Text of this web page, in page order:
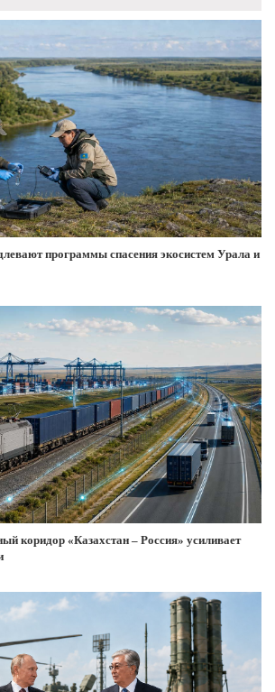
программы спасения экосистем Урала и
коридор «Казахстан – Россия» усиливает